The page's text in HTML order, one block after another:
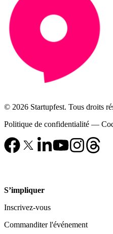
© 2026 Startupfest. Tous droits
Politique de confidentialité —
S’impliquer
Inscrivez-vous
Commanditer l'événement